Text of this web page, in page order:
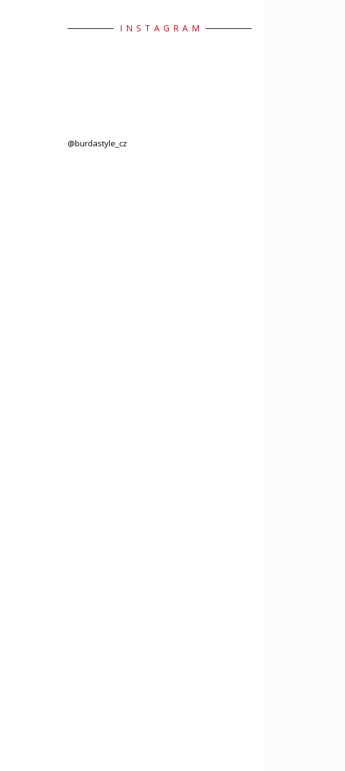
INSTAGRAM
@burdastyle_cz